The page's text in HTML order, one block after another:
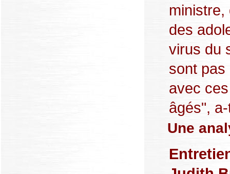
ministre,
des
virus du
sont pas
avec
âgés",
Une